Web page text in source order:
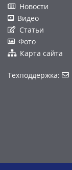
Новости
Видео
Статьи
Фото
Карта сайта
Техподдержка: